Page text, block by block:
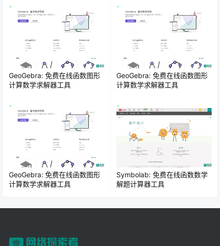
GeoGebra: 免费在线函数图形
计算数学求解器工具
GeoGebra: 免费在线函数图形
计算数学求解器工具
GeoGebra: 免费在线函数图形
计算数学求解器工具
Symbolab: 免费在线函数数学
解题计算器工具